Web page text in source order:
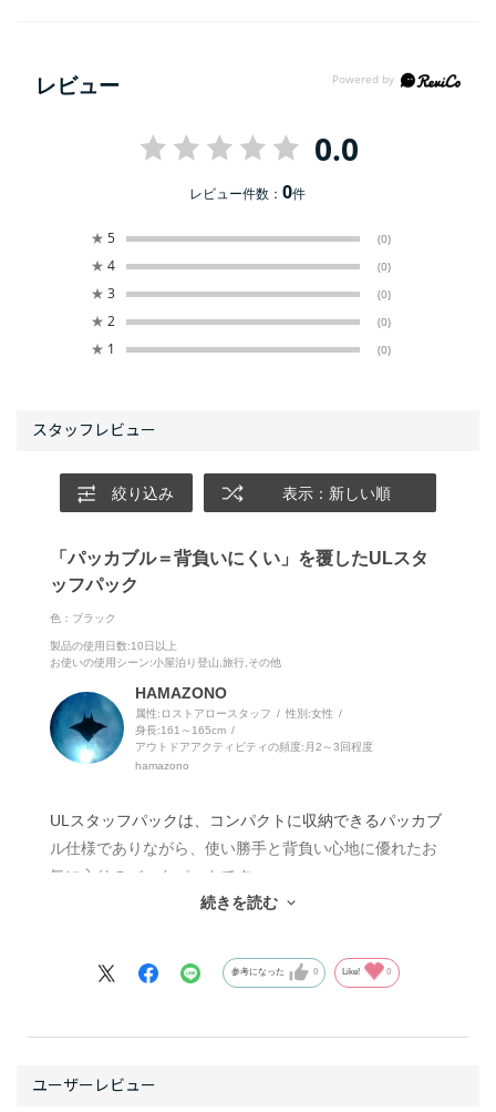
レビュー
0.0
レビュー件数：0件
★ 5 (0)
★ 4 (0)
★ 3 (0)
★ 2 (0)
★ 1 (0)
絞り込み 表示：新しい順
「パッカブル＝背負いにくい」を覆したULスタ
ッフパック
色：ブラック
製品の使用日数:10日以上
お使いの使用シーン:小屋泊り登山,旅行,その他
HAMAZONO
属性:ロストアロースタッフ 性別:女性
身長:161～165cm
アウトドアアクティビティの頻度: 月2～3回程度
hamazono
ULスタッフパックは、コンパクトに収納できるパッカブ
ル仕様でありながら、使い勝手と背負い心地に優れたお
気に入りのバックパックです。
まずオススメしたいポイントは、チェストストラップに
採用されたホイッスルバックル。軽量でシンプルなパッ
機能がしっかり備わっています。
外側の両サイドには使い勝手の良いメッシュポケットを
続きを読む
参考になった 0 Like! 0